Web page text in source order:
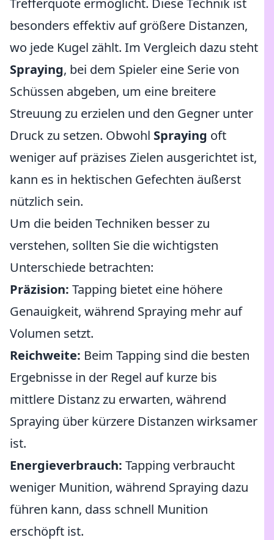
Trefferquote ermöglicht. Diese Technik ist
besonders effektiv auf größere Distanzen,
wo jede Kugel zählt. Im Vergleich dazu steht
Spraying, bei dem Spieler eine Serie von
Schüssen abgeben, um eine breitere
Streuung zu erzielen und den Gegner unter
Druck zu setzen. Obwohl Spraying oft
weniger auf präzises Zielen ausgerichtet ist,
kann es in hektischen Gefechten äußerst
nützlich sein.
Um die beiden Techniken besser zu
verstehen, sollten Sie die wichtigsten
Unterschiede betrachten:
Präzision: Tapping bietet eine höhere
Genauigkeit, während Spraying mehr auf
Volumen setzt.
Reichweite: Beim Tapping sind die besten
Ergebnisse in der Regel auf kurze bis
mittlere Distanz zu erwarten, während
Spraying über kürzere Distanzen wirksamer
ist.
Energieverbrauch: Tapping verbraucht
weniger Munition, während Spraying dazu
führen kann, dass schnell Munition
erschöpft ist.